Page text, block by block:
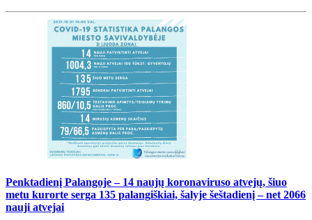
Penktadienį Palangoje – 14 naujų koronaviruso atvejų, šiuo
metu kurorte serga 135 palangiškiai, šalyje šeštadienį – net 2066
nauji atvejai